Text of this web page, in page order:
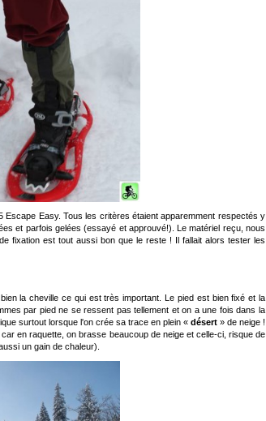
Easy. Tous les critères étaient apparemment respectés y
et parfois gelées (essayé et approuvé!). Le matériel reçu, nous
fixation est tout aussi bon que le reste ! Il fallait alors tester les
la cheville ce qui est très important. Le pied est bien fixé et la
par pied ne se ressent pas tellement et on a une fois dans la
surtout lorsque l'on crée sa trace en plein « désert » de neige !
car en raquette, on brasse beaucoup de neige et celle-ci, risque de
un gain de chaleur).